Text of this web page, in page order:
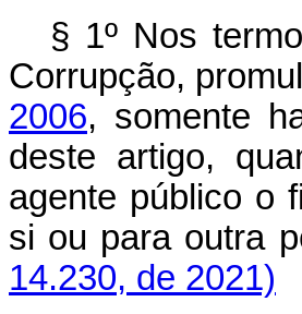
§ 1º Nos
Corrupção,
2006, somente
deste artigo,
agente público o
si ou para
14.230, de 2021)